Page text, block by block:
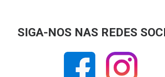
SIGA-NOS NAS REDES